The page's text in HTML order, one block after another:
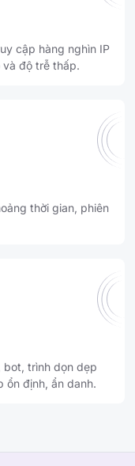
cập hàng nghìn IP
và độ trễ thấp.
thời gian, phiên
bot, trình dọn dẹp
ổn định, ẩn danh.